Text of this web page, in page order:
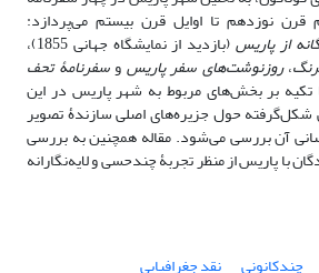
قرن نوزدهم تا اوایل قرن بیستم می‌پردازد:
از پاریس(بازدید از نمایشگاه جهانی 1855)،
،روزنوشت‌های سفر پاریسوسفرنامۀ تحف
تکیه بر بخش‌های مربوط به شهر پاریس در این
شکل‌گرفته حول جزیره‌های اصلی سازندۀ تصویر
آن بررسی می‌‌شود. مقاله همچنین به بررسی
با پاریس از منظر تجربۀ چندحسی و لایه‌نگارانه
چندکانونی
نقد جغرافیایی